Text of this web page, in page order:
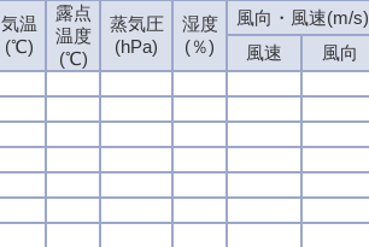
気温
(℃)
露点
温度
(℃)
蒸気圧
(hPa)
湿度
(％)
風向・風速(m/s)
風速 風向